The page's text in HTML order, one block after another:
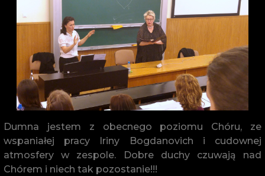
Dumna jestem z obecnego poziomu Chóru, ze
wspaniałej pracy Iriny Bogdanovich i cudownej
atmosfery w zespole. Dobre duchy czuwają nad
Chórem i niech tak pozostanie!!!